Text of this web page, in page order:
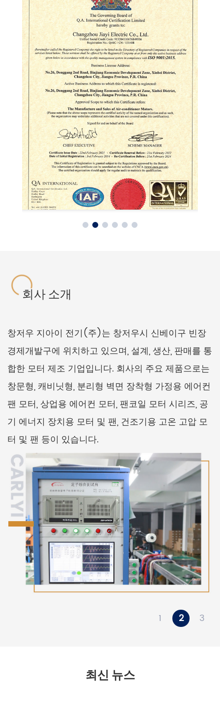
회사 소개
창저우 지아이 전기(주)는 창저우시 신베이구 빈장
경제개발구에 위치하고 있으며, 설계, 생산, 판매를 통
합한 모터 제조 기업입니다. 회사의 주요 제품으로는
창문형, 캐비닛형, 분리형 벽면 장착형 가정용 에어컨
팬 모터, 상업용 에어컨 모터, 팬코일 모터 시리즈, 공
기 에너지 장치용 모터 및 팬, 건조기용 고온 고압 모
터 및 팬 등이 있습니다.
1 2 3
최신 뉴스